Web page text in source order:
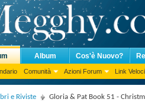
Comunità Azioni Forum Link Veloci
Album Cos'è Nuovo?
e Riviste Gloria & Pat Book 51 -